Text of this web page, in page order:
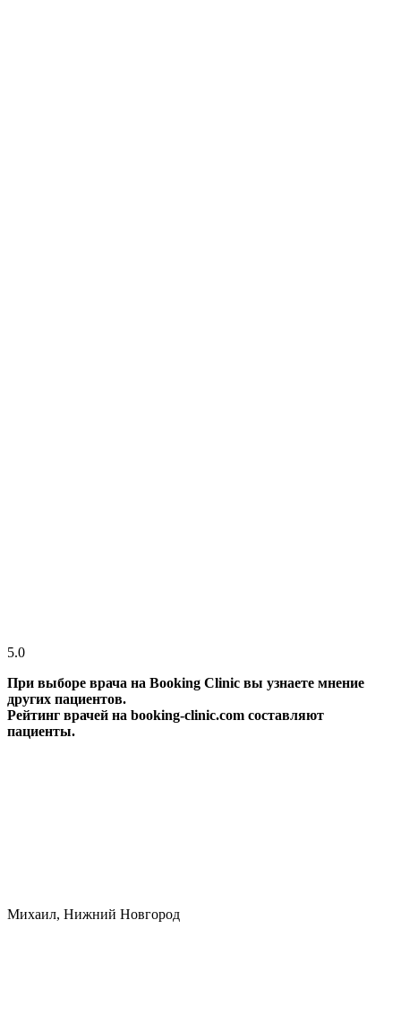
5.0
При выборе врача на Booking Clinic вы узнаете мнение
других пациентов.
Рейтинг врачей на booking-clinic.com составляют
пациенты.
Михаил, Нижний Новгород